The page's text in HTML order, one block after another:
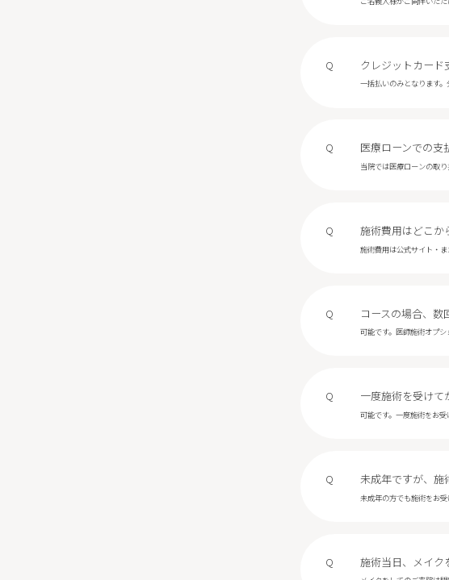
クレジットカード
一括払いのみとなります
医療ローンでの支
当院では医療ローンの取
施術費用はどこか
施術費用は公式サイト・
コースの場合、数
一度施術を受けて
可能です。一度施術をお
未成年ですが、施
施術当日、メイク